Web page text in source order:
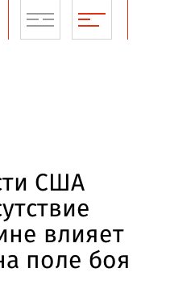
США
влияет
поле боя